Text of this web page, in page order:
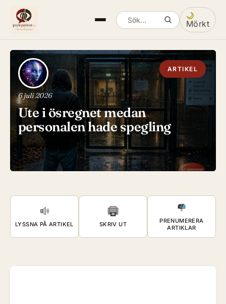
Sök artiklar Mörkt
Växla
ARTIKEL
6 juli 2026
Ute i ösregnet medan
personalen hade spegling
LYSSNA PÅ ARTIKEL SKRIV UT
PRENUMERERA
ARTIKLAR